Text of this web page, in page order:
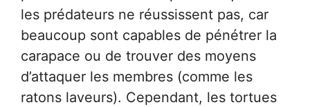
les prédateurs ne réussissent pas, car
beaucoup sont capables de pénétrer la
carapace ou de trouver des moyens
d’attaquer les membres (comme les
ratons laveurs). Cependant, les tortues